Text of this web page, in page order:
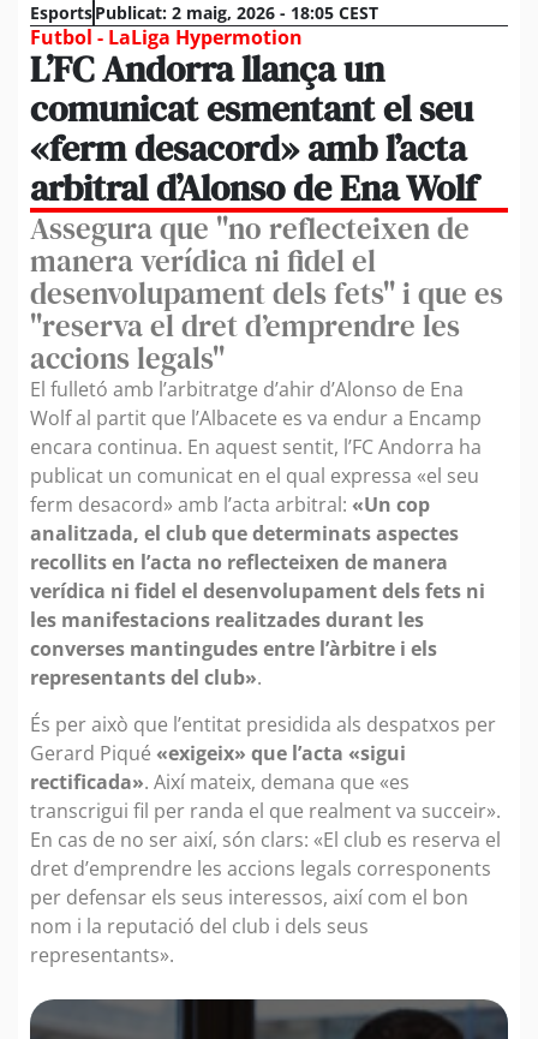
EsportsPublicat: 2 maig, 2026 - 18:05 CEST
Futbol - LaLiga Hypermotion
L’FC Andorra llança un
comunicat esmentant el seu
«ferm desacord» amb l’acta
arbitral d’Alonso de Ena Wolf
Assegura que "no reflecteixen de
manera verídica ni fidel el
desenvolupament dels fets" i que es
"reserva el dret d’emprendre les
accions legals"
El fulletó amb l’arbitratge d’ahir d’Alonso de Ena
Wolf al partit que l’Albacete es va endur a Encamp
encara continua. En aquest sentit, l’FC Andorra ha
publicat un comunicat en el qual expressa «el seu
ferm desacord» amb l’acta arbitral: «Un cop
analitzada, el club que determinats aspectes
recollits en l’acta no reflecteixen de manera
verídica ni fidel el desenvolupament dels fets ni
les manifestacions realitzades durant les
converses mantingudes entre l’àrbitre i els
representants del club».
És per això que l’entitat presidida als despatxos per
Gerard Piqué «exigeix» que l’acta «sigui
rectificada». Així mateix, demana que «es
transcrigui fil per randa el que realment va succeir».
En cas de no ser així, són clars: «El club es reserva el
dret d’emprendre les accions legals corresponents
per defensar els seus interessos, així com el bon
nom i la reputació del club i dels seus
representants».